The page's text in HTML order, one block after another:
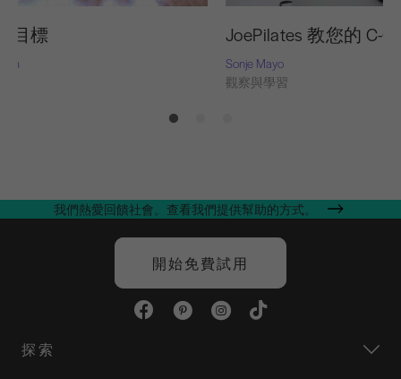
目標 JoePilates 教您的 C-
Sonje Mayo
觀察與學習
我們熱愛回饋社會。查看我們提供幫助的方式。
開始免費試用
探索